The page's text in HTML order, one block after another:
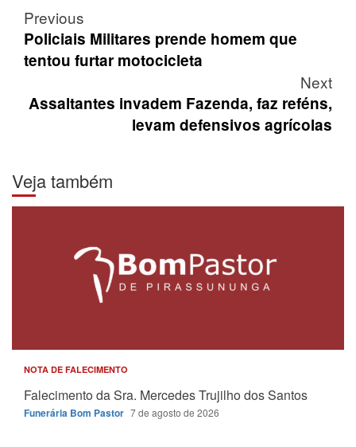
Post
navigation
Previous
Policiais Militares prende homem que
tentou furtar motocicleta
Next
Assaltantes invadem Fazenda, faz reféns,
levam defensivos agrícolas
Veja também
NOTA DE FALECIMENTO
Falecimento da Sra. Mercedes Trujilho dos Santos
Funerária Bom Pastor 7 de agosto de 2026